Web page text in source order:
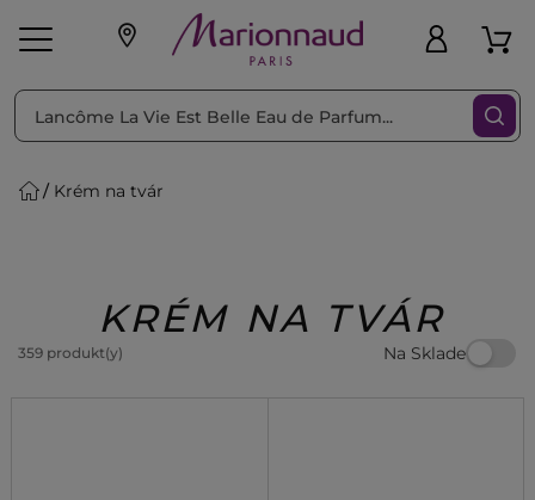
pleť Líčenie
Beauty
Krém na tvár
KRÉM NA TVÁR
359 produkt(y) Na Sklade
Triediť podľa Filtrovať